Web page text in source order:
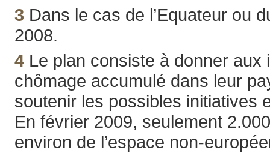
3 Dans le cas de l’Equateur ou
2008.
4Le plan consiste à donner aux
chômage accumulé dans leur
soutenir les possibles initiatives
En février 2009, seulement
environ de l’espace non-